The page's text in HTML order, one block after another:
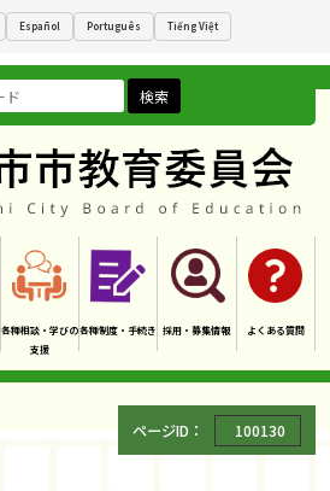
Español Português Tiếng Việt
検索
各種相談・学びの
支援
各種制度・手続き 採用・募集情報 よくある質問
ページID： 100130